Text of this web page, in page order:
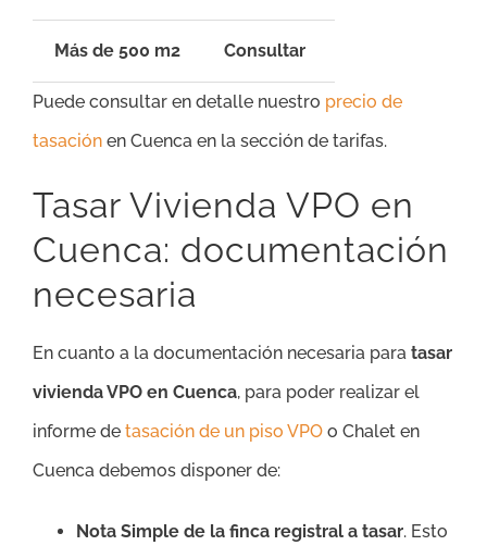
Más de 500 m2 Consultar
Puede consultar en detalle nuestro precio de
tasación en Cuenca en la sección de tarifas.
Tasar Vivienda VPO en
Cuenca: documentación
necesaria
En cuanto a la documentación necesaria para tasar
vivienda VPO en Cuenca, para poder realizar el
informe de tasación de un piso VPO o Chalet en
Cuenca debemos disponer de:
Nota Simple de la finca registral a tasar. Esto